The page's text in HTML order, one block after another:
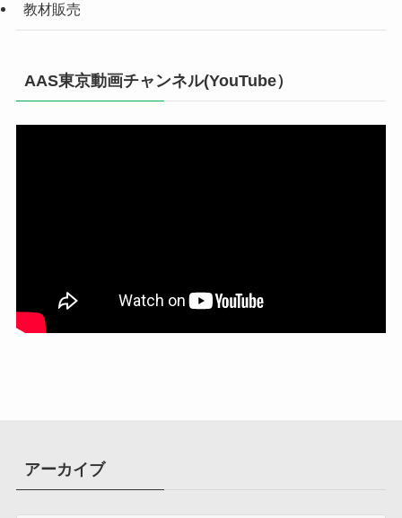
教材販売
AAS東京動画チャンネル(YouTube）
アーカイブ